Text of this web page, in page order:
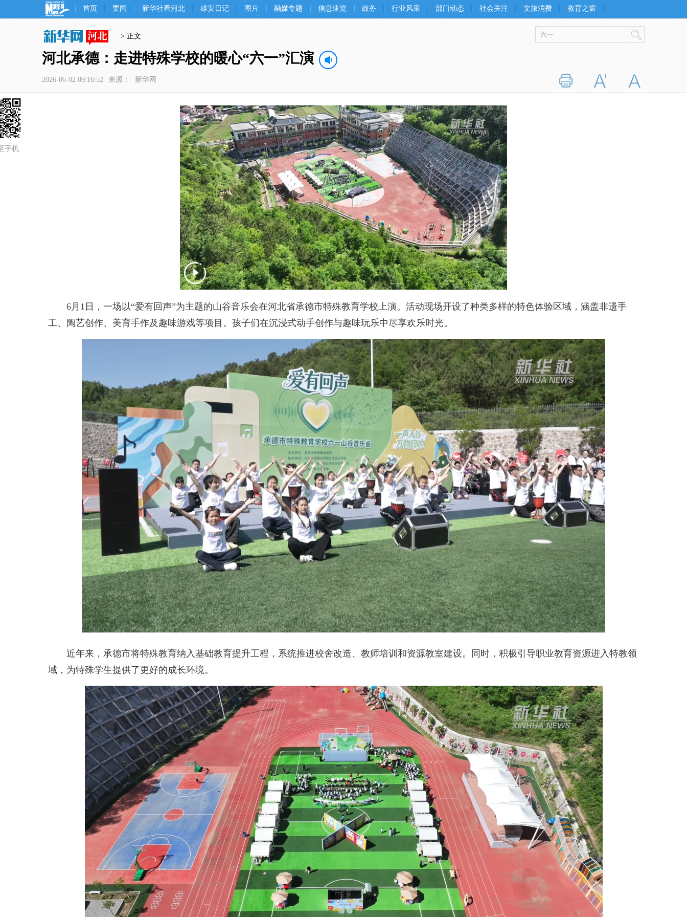
首页 要闻 新华社看河北 雄安日记 图片 融媒专题 信息速览 政务 行业风采 部门动态 社会关注 文旅消费 教育之窗
> 正文
河北承德：走进特殊学校的暖心“六一”汇演
2026-06-02 09:16:52 来源： 新华网
手机
6月1日，一场以“爱有回声”为主题的山谷音乐会在河北省承德市特殊教育学校上演。活动现场开设了种类多样的特色体验区域，涵盖非遗手
工、陶艺创作、美育手作及趣味游戏等项目。孩子们在沉浸式动手创作与趣味玩乐中尽享欢乐时光。
近年来，承德市将特殊教育纳入基础教育提升工程，系统推进校舍改造、教师培训和资源教室建设。同时，积极引导职业教育资源进入特教领
域，为特殊学生提供了更好的成长环境。